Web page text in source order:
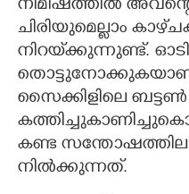
നിമിഷത്തിൽ അവന്റെ
ചിരിയുമെല്ലാം
നിറയ്‌ക്കുന്നുണ്ട്.
സൈക്കിളിലെ
കണ്ട
നിൽക്കുന്നത്.